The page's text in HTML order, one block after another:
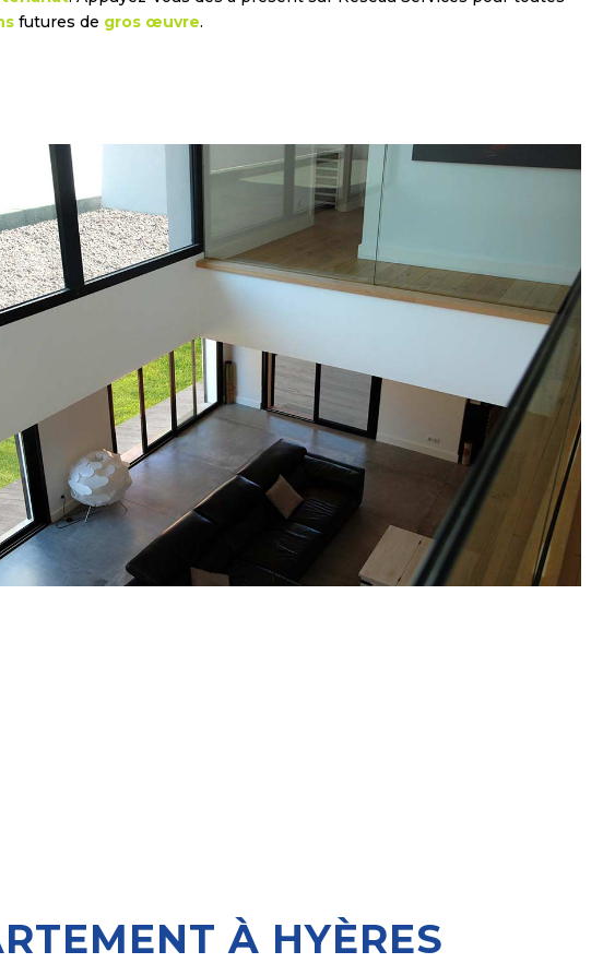
futures de gros œuvre.
À HYÈRES